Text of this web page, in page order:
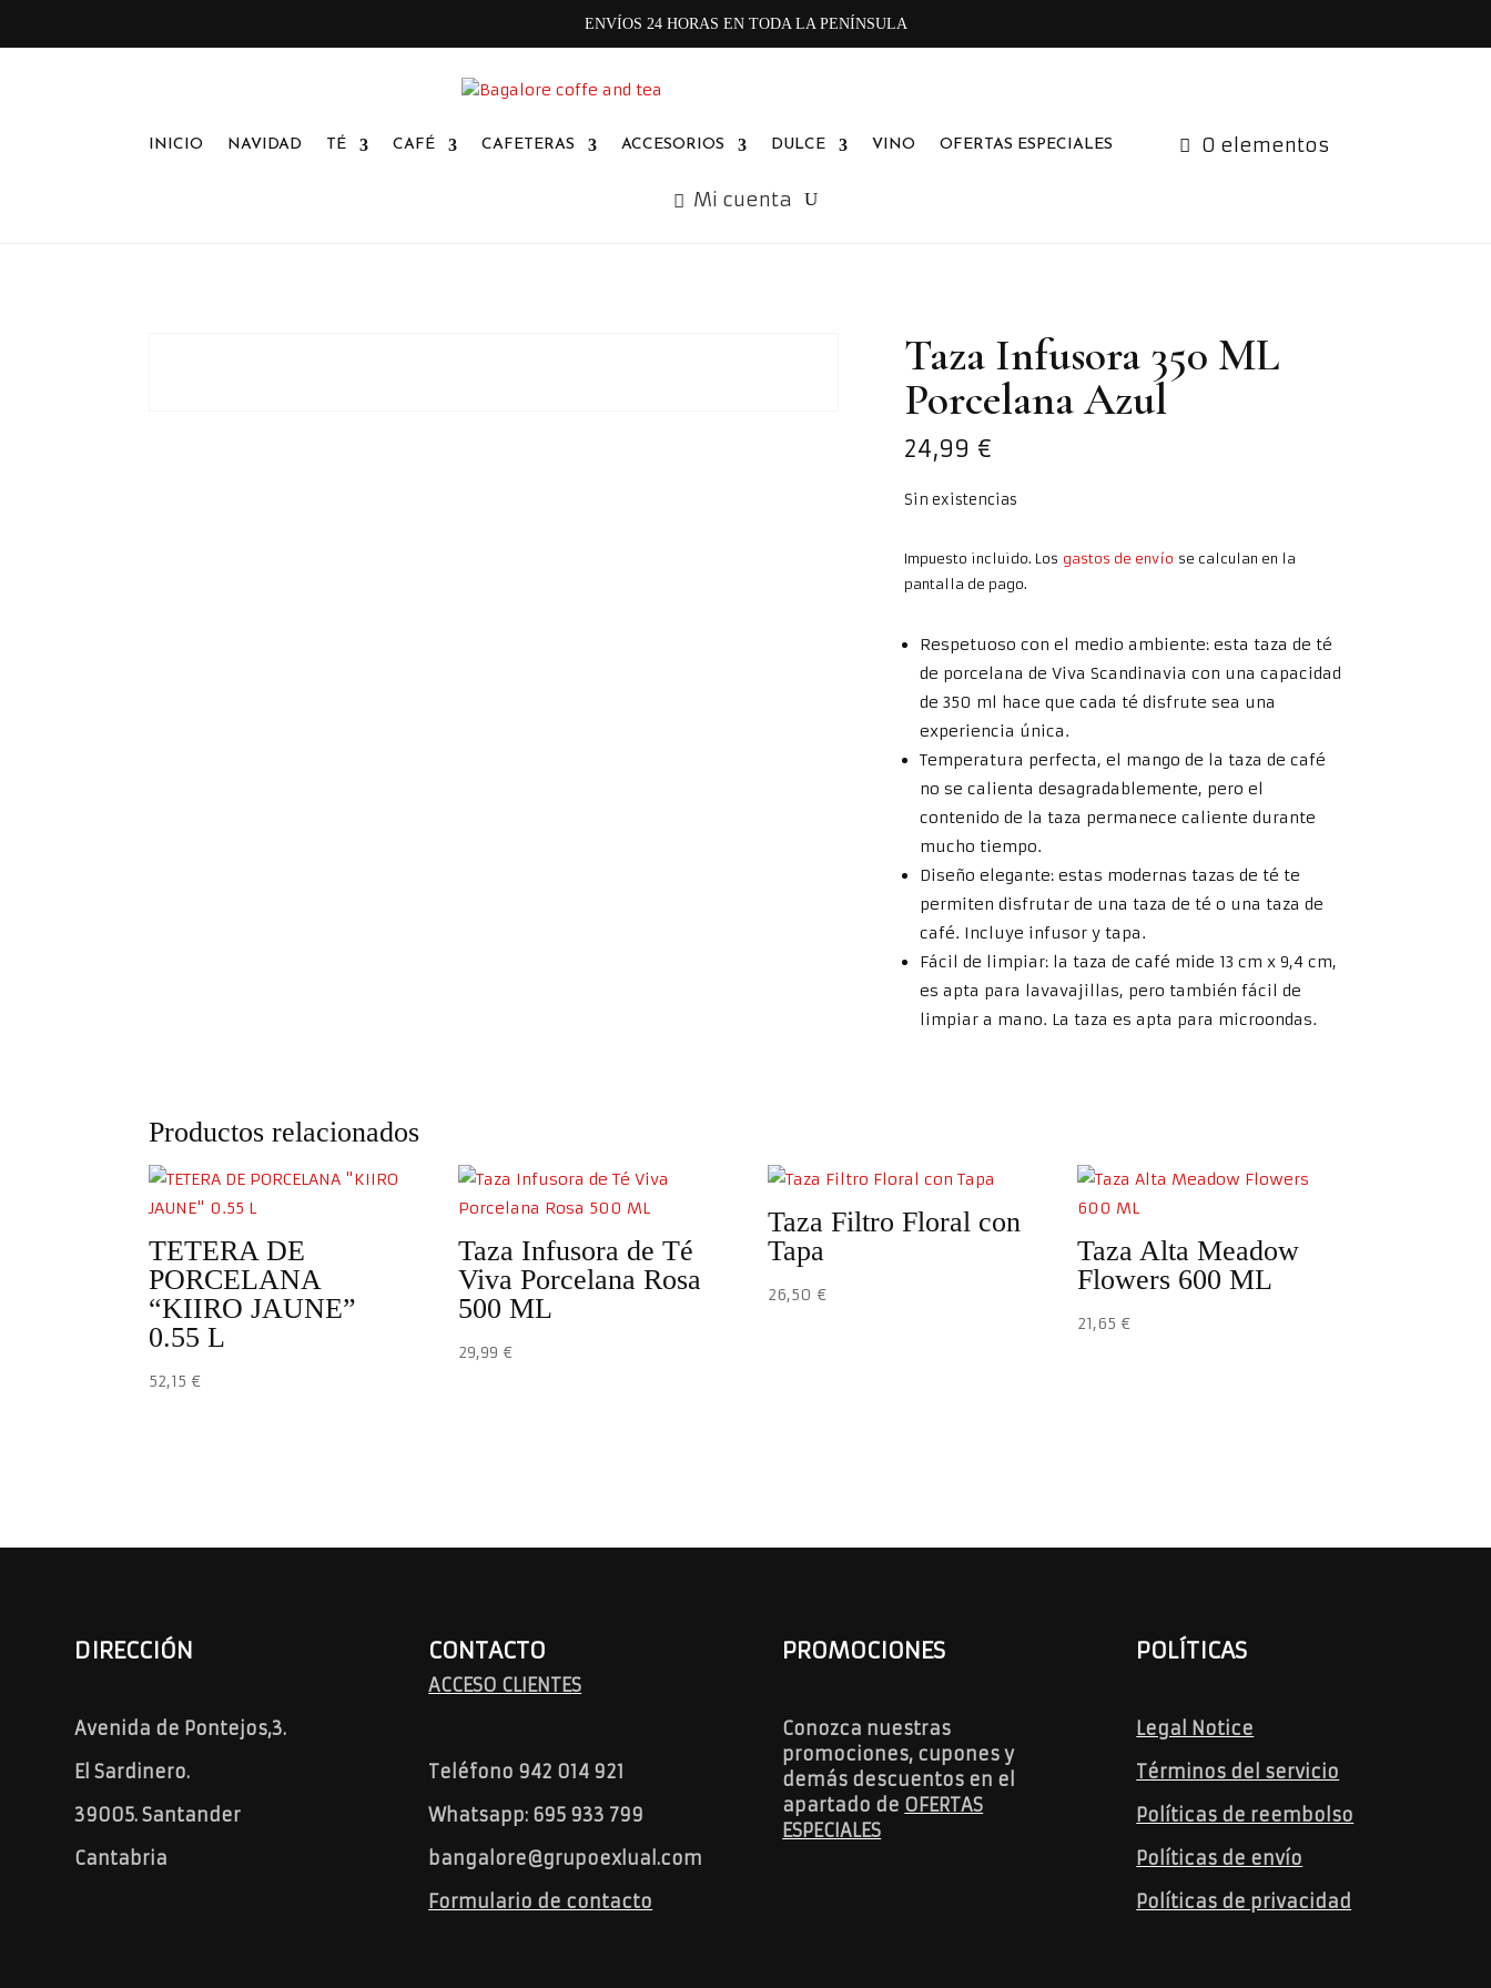
ENVÍOS 24 HORAS EN TODA LA PENÍNSULA
INICIO NAVIDAD TÉ CAFÉ CAFETERAS ACCESORIOS DULCE VINO OFERTAS ESPECIALES 0 elementos
Mi cuenta
Taza Infusora 350 ML
Porcelana Azul
24,99 €
Sin existencias
Impuesto incluido. Los gastos de envío se calculan en la
pantalla de pago.
Respetuoso con el medio ambiente: esta taza de té
de porcelana de Viva Scandinavia con una capacidad
de 350 ml hace que cada té disfrute sea una
experiencia única.
Temperatura perfecta, el mango de la taza de café
no se calienta desagradablemente, pero el
contenido de la taza permanece caliente durante
mucho tiempo.
Diseño elegante: estas modernas tazas de té te
permiten disfrutar de una taza de té o una taza de
café. Incluye infusor y tapa.
Fácil de limpiar: la taza de café mide 13 cm x 9,4 cm,
es apta para lavavajillas, pero también fácil de
limpiar a mano. La taza es apta para microondas.
Productos relacionados
TETERA DE
PORCELANA
“KIIRO JAUNE”
0.55 L
52,15€
Taza Infusora de Té
Viva Porcelana Rosa
500 ML
29,99€
Taza Filtro Floral con
Tapa
26,50€
Taza Alta Meadow
Flowers 600 ML
21,65€
DIRECCIÓN
Avenida de Pontejos,3.
El Sardinero.
39005. Santander
Cantabria
CONTACTO
ACCESO CLIENTES
Teléfono 942 014 921
Whatsapp: 695 933 799
bangalore@grupoexlual.com
Formulario de contacto
PROMOCIONES
Conozca nuestras
promociones, cupones y
demás descuentos en el
apartado de OFERTAS
ESPECIALES
POLÍTICAS
Legal Notice
Términos del servicio
Políticas de reembolso
Políticas de envío
Políticas de privacidad